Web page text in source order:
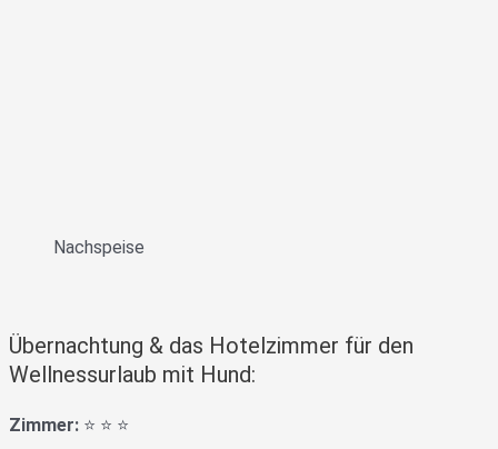
Nachspeise
Übernachtung & das Hotelzimmer für den
Wellnessurlaub mit Hund:
Zimmer: ⭐️ ⭐️ ⭐️